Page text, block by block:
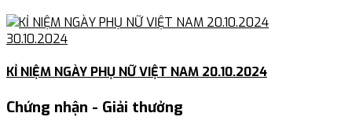
30.10.2024
KỈ NIỆM NGÀY PHỤ NỮ VIỆT NAM 20.10.2024
Chứng nhận - Giải thưởng